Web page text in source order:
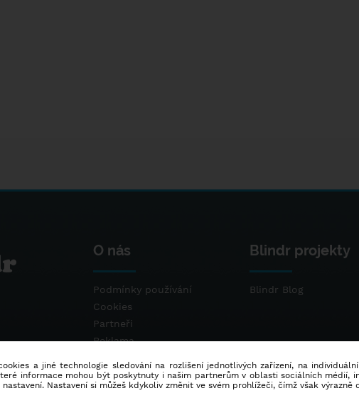
O nás
Podmínky používání
Cookies
Partneři
Reklama
Blindr projekty
Blindr Blog
a jiné technologie sledování na rozlišení jednotlivých zařízení, na
informace mohou být poskytnuty i našim partnerům v oblasti sociálních médií,
Nastavení si můžeš kdykoliv změnit ve svém prohlížeči, čímž však výrazně